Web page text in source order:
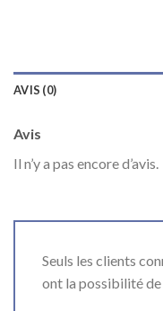
AVIS (0)
Avis
Il n’y a pas encore d’avis.
Seuls les clients
ont la possibilité de